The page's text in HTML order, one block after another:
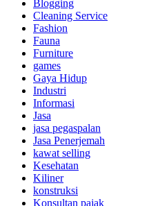
Blogging
Cleaning Service
Fashion
Fauna
Furniture
games
Gaya Hidup
Industri
Informasi
Jasa
jasa pegaspalan
Jasa Penerjemah
kawat selling
Kesehatan
Kiliner
konstruksi
Konsultan pajak